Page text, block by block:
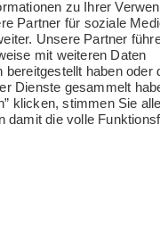
zu Ihrer
Partner für soziale
Unsere Partner
mit weiteren Daten
haben oder
Dienste gesammelt
klicken, stimmen Sie
damit die volle